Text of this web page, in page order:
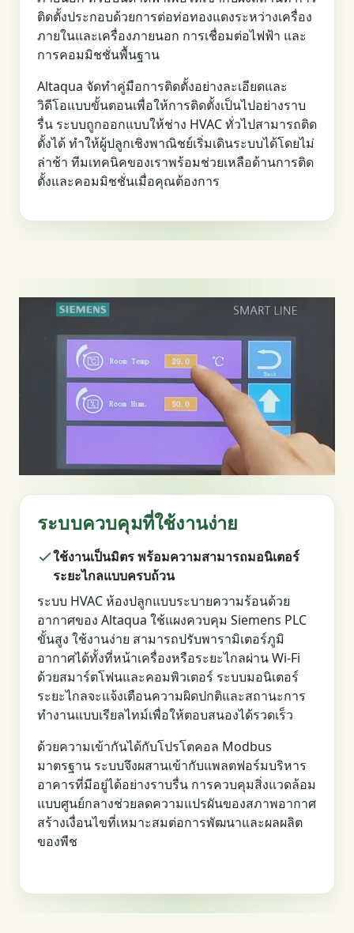
ติดตั้งประกอบด้วยการต่อท่อทองแดงระหว่างเครื่อง
ภายในและเครื่องภายนอก การเชื่อมต่อไฟฟ้า และ
การคอมมิชชั่นพื้นฐาน
Altaqua จัดทำคู่มือการติดตั้งอย่างละเอียดและ
วิดีโอแบบขั้นตอนเพื่อให้การติดตั้งเป็นไปอย่างราบ
รื่น ระบบถูกออกแบบให้ช่าง HVAC ทั่วไปสามารถติด
ตั้งได้ ทำให้ผู้ปลูกเชิงพาณิชย์เริ่มเดินระบบได้โดยไม่
ล่าช้า ทีมเทคนิคของเราพร้อมช่วยเหลือด้านการติด
ตั้งและคอมมิชชั่นเมื่อคุณต้องการ
ระบบควบคุมที่ใช้งานง่าย
ใช้งานเป็นมิตร พร้อมความสามารถมอนิเตอร์
ระยะไกลแบบครบถ้วน
ระบบ HVAC ห้องปลูกแบบระบายความร้อนด้วย
อากาศของ Altaqua ใช้แผงควบคุม Siemens PLC
ขั้นสูง ใช้งานง่าย สามารถปรับพารามิเตอร์ภูมิ
อากาศได้ทั้งที่หน้าเครื่องหรือระยะไกลผ่าน Wi-Fi
ด้วยสมาร์ตโฟนและคอมพิวเตอร์ ระบบมอนิเตอร์
ระยะไกลจะแจ้งเตือนความผิดปกติและสถานะการ
ทำงานแบบเรียลไทม์เพื่อให้ตอบสนองได้รวดเร็ว
ด้วยความเข้ากันได้กับโปรโตคอล Modbus
มาตรฐาน ระบบจึงผสานเข้ากับแพลตฟอร์มบริหาร
อาคารที่มีอยู่ได้อย่างราบรื่น การควบคุมสิ่งแวดล้อม
แบบศูนย์กลางช่วยลดความแปรผันของสภาพอากาศ
สร้างเงื่อนไขที่เหมาะสมต่อการพัฒนาและผลผลิต
ของพืช